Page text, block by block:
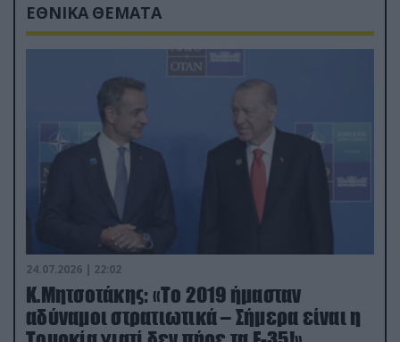
ΕΘΝΙΚΑ ΘΕΜΑΤΑ
24.07.2026 | 22:02
Κ.Μητσοτάκης: «Το 2019 ήμασταν
αδύναμοι στρατιωτικά – Σήμερα είναι η